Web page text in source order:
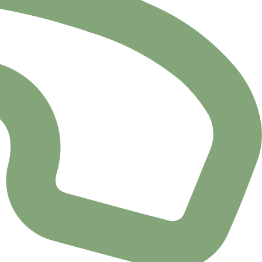
estacional 2018
de Octubre